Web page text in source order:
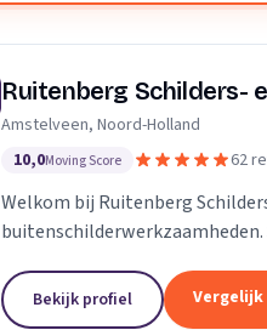
Ruitenberg Schilders-
Amstelveen, Noord-Holland
10,0Moving Score 62
Welkom bij Ruitenberg
buitenschilderwerkzaamheden.
Bekijk profiel